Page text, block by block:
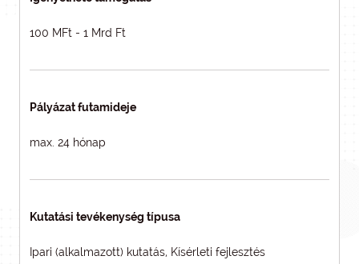
100 MFt - 1 Mrd Ft
Pályázat futamideje
max. 24 hónap
Kutatási tevékenység típusa
Ipari (alkalmazott) kutatás, Kísérleti fejlesztés